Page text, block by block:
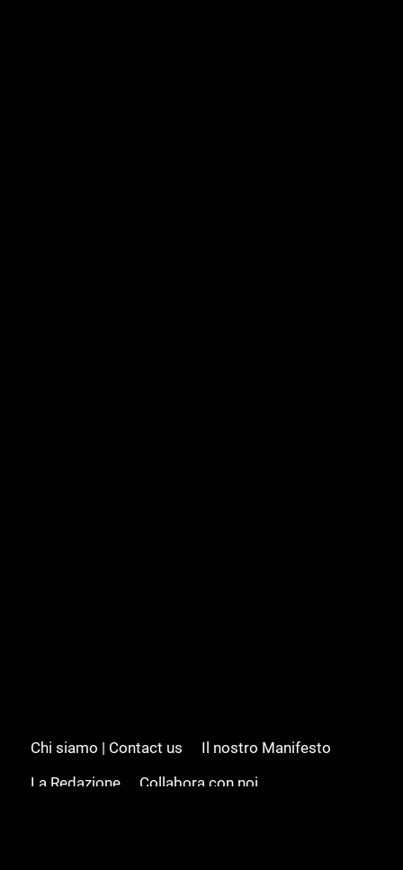
Chi siamo | Contact us
Il nostro Manifesto
La Redazione
Collabora con noi